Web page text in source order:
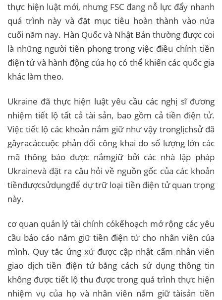
thực hiện luật mới, nhưng FSC đang nỗ lực đẩy nhanh
quá trình này và đặt mục tiêu hoàn thành vào nửa
cuối năm nay. Hàn Quốc và Nhật Bản thường được coi
là những người tiên phong trong việc điều chỉnh tiền
điện tử và hành động của họ có thể khiến các quốc gia
khác làm theo.
Ukraine đã thực hiện luật yêu cầu các nghị sĩ đương
nhiệm tiết lộ tất cả tài sản, bao gồm cả tiền điện tử.
Việc tiết lộ các khoản nắm giữ như vậy tronglịchsử đã
gâyracáccuộc phản đối công khai do số lượng lớn các
mã thông báo được nắmgiữ bởi các nhà lập pháp
Ukrainevà đặt ra câu hỏi về nguồn gốc của các khoản
tiềnđượcsửdụngđể dự trữ loại tiền điện tử quan trọng
này.
cơ quan quản lý tài chính cókếhoạch mở rộng các yêu
cầu báo cáo nắm giữ tiền điện tử cho nhân viên của
mình. Quy tắc ứng xử được cập nhật cấm nhân viên
giao dịch tiền điện tử bằng cách sử dụng thông tin
không được tiết lộ thu được trong quá trình thực hiện
nhiệm vụ của họ và nhân viên nắm giữ tàisản tiền